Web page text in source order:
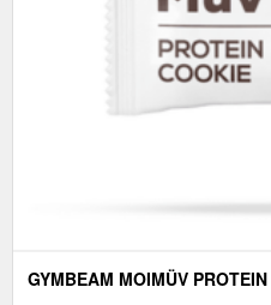
GYMBEAM MOIMÜV